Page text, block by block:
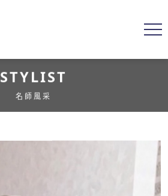
STYLIST
名師風采